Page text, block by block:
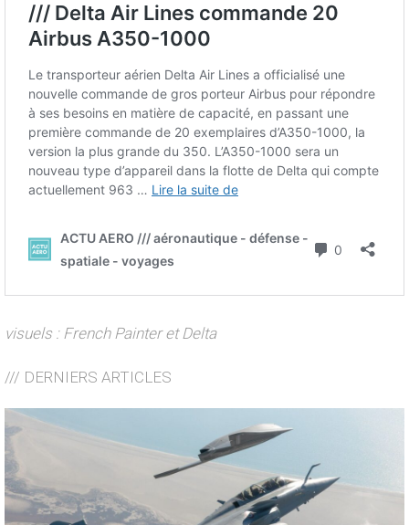
visuels : French Painter et Delta
/// DERNIERS ARTICLES